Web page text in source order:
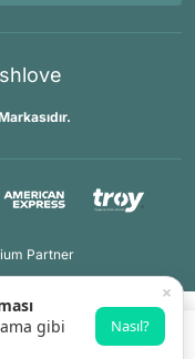
Partner
×
gibi
Nasıl?